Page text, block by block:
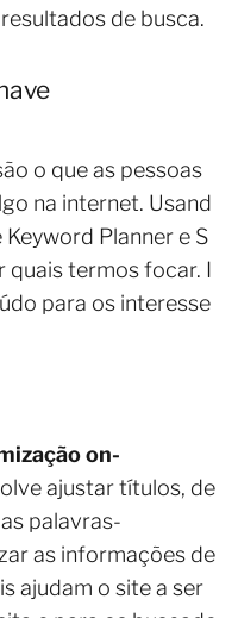
de busca.
o que as pessoas
na internet. Usand
Planner e S
quais termos focar. I
para os interesse
on-
ajustar títulos, de
palavras-
as informações de
ajudam o site a ser